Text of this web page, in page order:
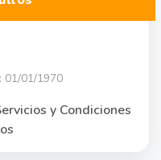
01/01/1970
y Condiciones